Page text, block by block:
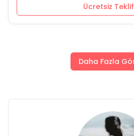
Ücretsiz
Daha Fazla